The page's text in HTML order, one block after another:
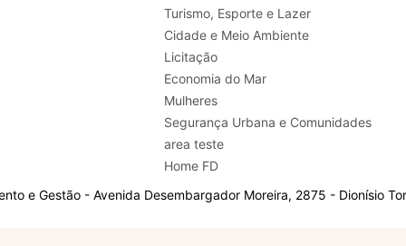
Turismo, Esporte e Lazer
Cidade e Meio Ambiente
Licitação
Economia do Mar
Mulheres
Segurança Urbana e Comunidades
area teste
Home FD
e Gestão - Avenida Desembargador Moreira, 2875 - Dionísio